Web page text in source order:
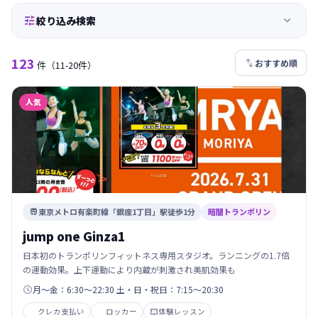
絞り込み検索 
123 件 （11-20件）  おすすめ順
人気
 東京メトロ有楽町線「銀座1丁目」駅徒歩1分 暗闇トランポリン
jump one Ginza1
日本初のトランポリンフィットネス専用スタジオ。ランニングの1.7倍
の運動効果。上下運動により内蔵が刺激され美肌効果も
月～金：6:30～22:30 土・日・祝日：7:15～20:30
クレカ支払い ロッカー 体験レッスン